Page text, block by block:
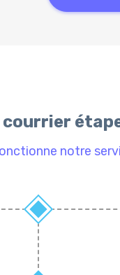
courrier
notre